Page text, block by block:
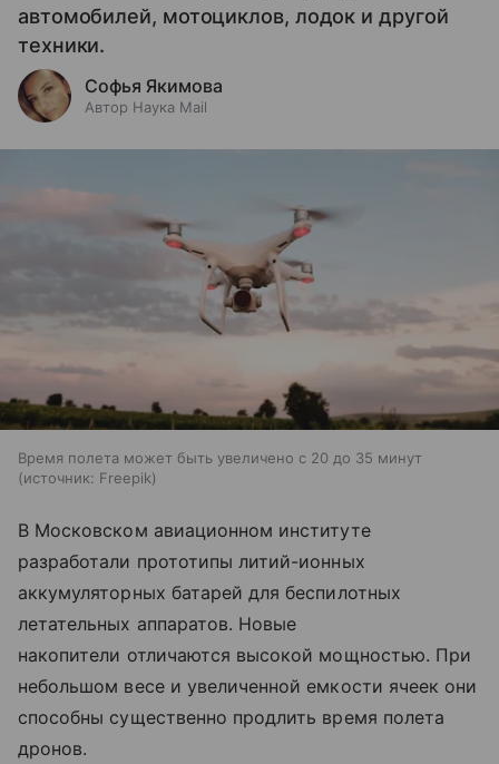
автомобилей, мотоциклов, лодок и другой
техники.
Софья Якимова
Автор Наука Mail
Время полета может быть увеличено с 20 до 35 минут
источник: Freepik
В Московском авиационном институте
разработали прототипы литий-ионных
аккумуляторных батарей для беспилотных
летательных аппаратов. Новые
накопители отличаются высокой мощностью. При
небольшом весе и увеличенной емкости ячеек они
способны существенно продлить время полета
дронов.